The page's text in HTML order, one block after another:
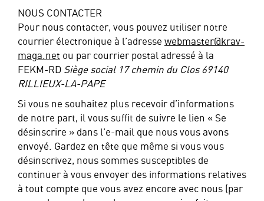
NOUS CONTACTER
Pour nous contacter, vous pouvez utiliser notre
courrier électronique à l’adresse webmaster@krav-
maga.net ou par courrier postal adressé à la
FEKM-RD Siège social 17 chemin du Clos 69140
RILLIEUX-LA-PAPE
Si vous ne souhaitez plus recevoir d’informations
de notre part, il vous suffit de suivre le lien « Se
désinscrire » dans l’e-mail que nous vous avons
envoyé. Gardez en tête que même si vous vous
désinscrivez, nous sommes susceptibles de
continuer à vous envoyer des informations relatives
à tout compte que vous avez encore avec nous (par